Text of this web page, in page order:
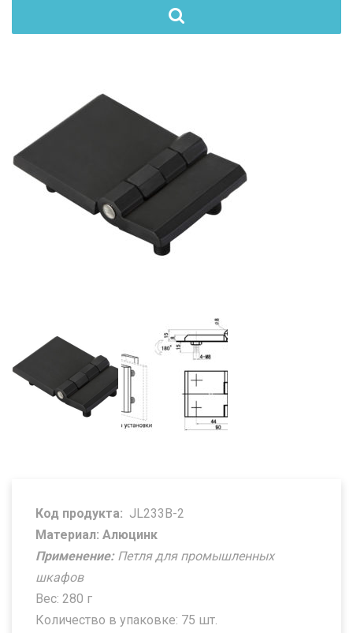
Код продукта: JL233B-2
Материал: Алюцинк
Применение: Петля для промышленных
шкафов
Вес: 280 г
Количество в упаковке: 75 шт.